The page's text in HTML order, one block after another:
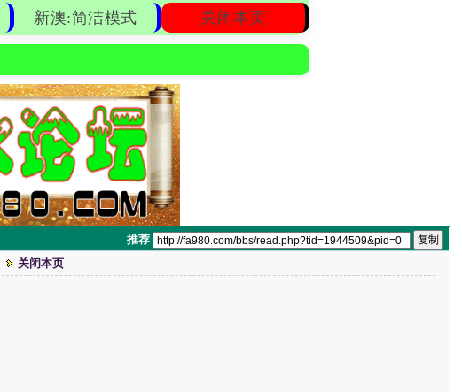
新澳:简洁模式 关闭本页
推荐
关闭本页